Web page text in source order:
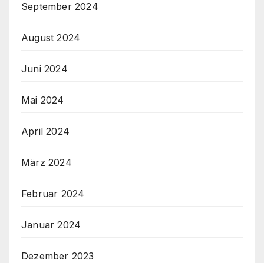
September 2024
August 2024
Juni 2024
Mai 2024
April 2024
März 2024
Februar 2024
Januar 2024
Dezember 2023